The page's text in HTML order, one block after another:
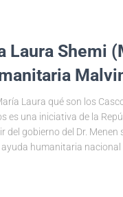
Laura Shemi
Laura qué son los
es una iniciativa de la
del gobierno del Dr.
humanitaria nacional